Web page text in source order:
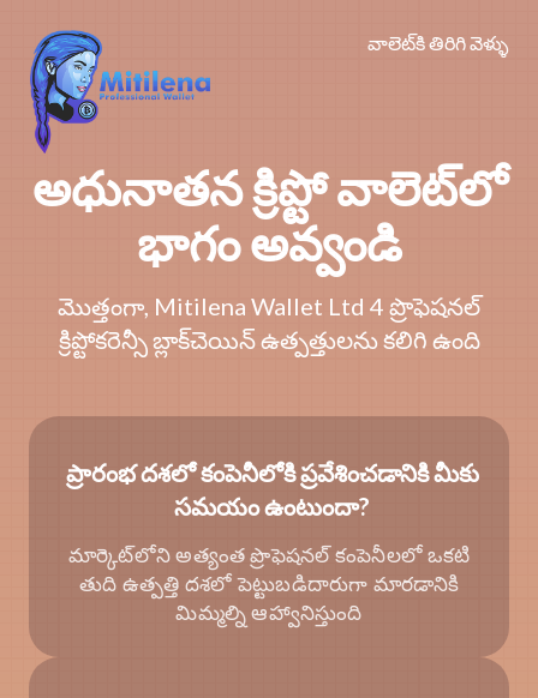
వాలెట్‌కి తిరిగి వెళ్ళు
అధునాతన క్రిప్టో వాలెట్‌లో
భాగం అవ్వండి
మొత్తంగా, Mitilena Wallet Ltd 4 ప్రొఫెషనల్
క్రిప్టోకరెన్సీ బ్లాక్‌చెయిన్ ఉత్పత్తులను కలిగి ఉంది
ప్రారంభ దశలో కంపెనీలోకి ప్రవేశించడానికి మీకు
సమయం ఉంటుందా?
మార్కెట్‌లోని అత్యంత ప్రొఫెషనల్ కంపెనీలలో ఒకటి
తుది ఉత్పత్తి దశలో పెట్టుబడిదారుగా మారడానికి
మిమ్మల్ని ఆహ్వానిస్తుంది